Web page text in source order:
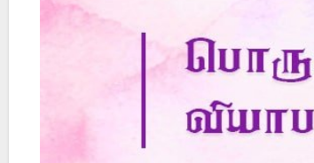
Did Jesus Resurrect on Sunday or